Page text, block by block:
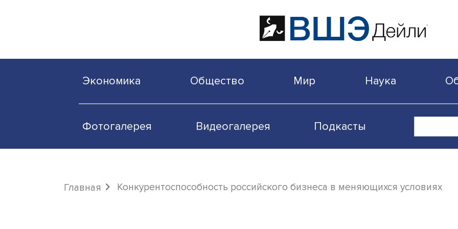
Фотогалерея Видеогалерея Подкасты